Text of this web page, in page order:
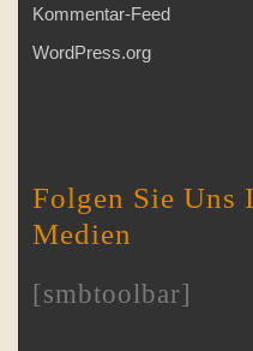
Kommentar-Feed
WordPress.org
Folgen Sie Uns
Medien
[smbtoolbar]